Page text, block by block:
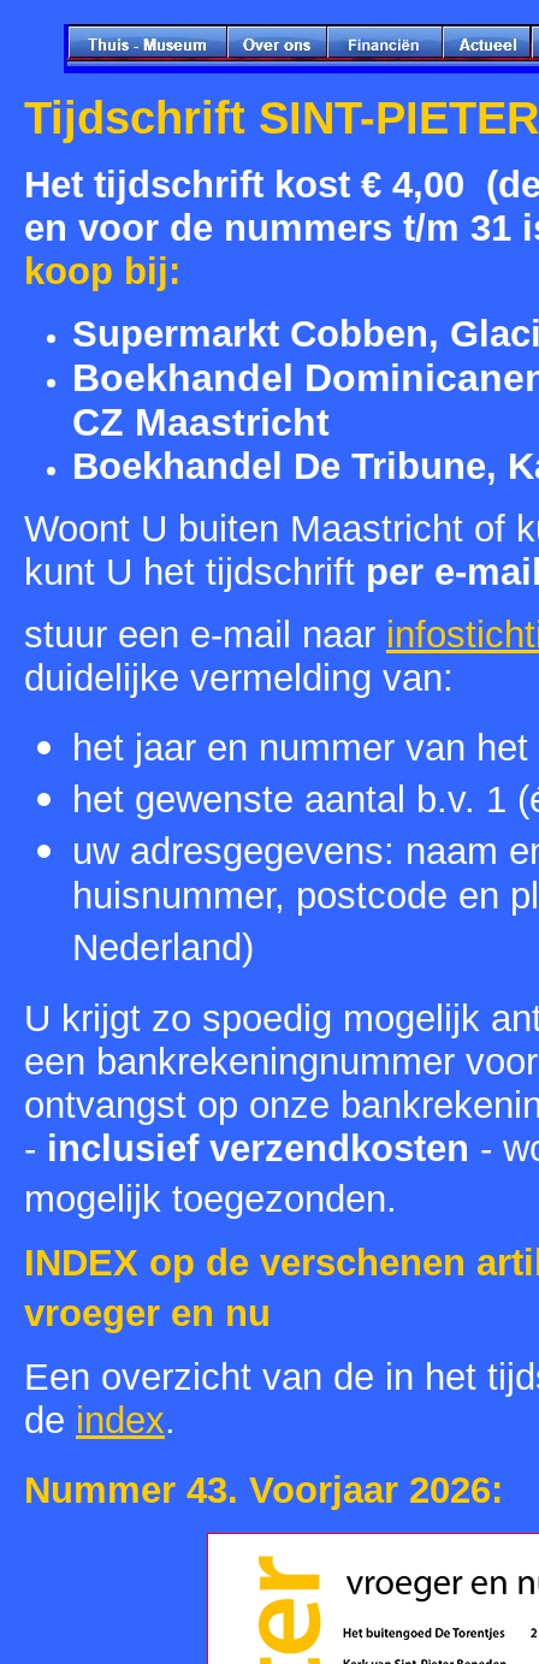
Tijdschrift SINT-
Het tijdschrift kost € 4,00
en voor de nummers t/m 31
koop bij:
Supermarkt Cobben,
Boekhandel
CZ Maastricht
Boekhandel De Tribune,
Woont U buiten Maastricht of
kunt U het tijdschrift per e-
stuur een e-mail naar
duidelijke vermelding van:
het jaar en nummer van
het gewenste aantal b.v. 1
uw adresgegevens: naam
huisnummer, postcode en
Nederland)
U krijgt zo spoedig mogelijk
een bankrekeningnummer
ontvangst op onze
- inclusief verzendkosten -
mogelijk toegezonden.
INDEX op de verschenen
vroeger en nu
Een overzicht van de in het
de index.
Nummer 43. Voorjaar 2026: